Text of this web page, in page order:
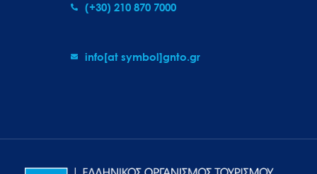
(+30) 210 870 7000
info[at symbol]gnto.gr